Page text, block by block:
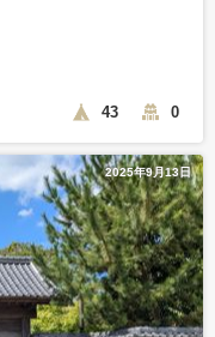
43 0
2025年9月13日